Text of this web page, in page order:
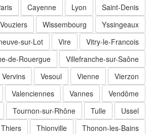
Saint-Denis
Lyon
Cayenne
Paris
Yssingeaux
Wissembourg
Vouziers
Vitry-le-Francois
sur-Lot
Villefranche-sur-Saône
de-Rouergue
Vierzon
Vienne
Vesoul
Vervins
Vendôme
Vannes
Valenciennes
Ussel
Tulle
Tournon-sur-Rhône
Thonon-les-Bains
Thionville
Thiers